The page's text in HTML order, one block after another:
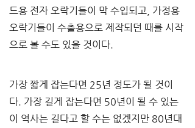
드용 전자 오락기들이 막 수입되고, 가정용
오락기들이 수출용으로 제작되던 때를 시작
으로 볼 수도 있을 것이다.
가장 짧게 잡는다면 25년 정도가 될 것이
다. 가장 길게 잡는다면 50년이 될 수 있는
이 역사는 길다고 할 수는 없겠지만 80년대